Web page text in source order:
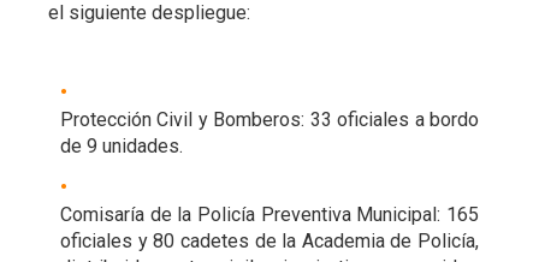
el siguiente despliegue:
Protección Civil y Bomberos: 33 oficiales a bordo
de 9 unidades.
Comisaría de la Policía Preventiva Municipal: 165
oficiales y 80 cadetes de la Academia de Policía,